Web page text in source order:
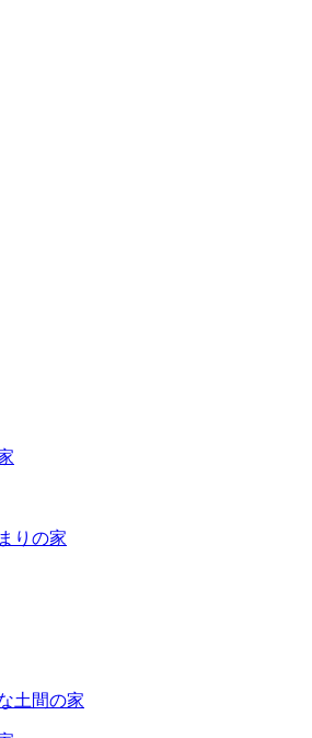
りの家
土間の家